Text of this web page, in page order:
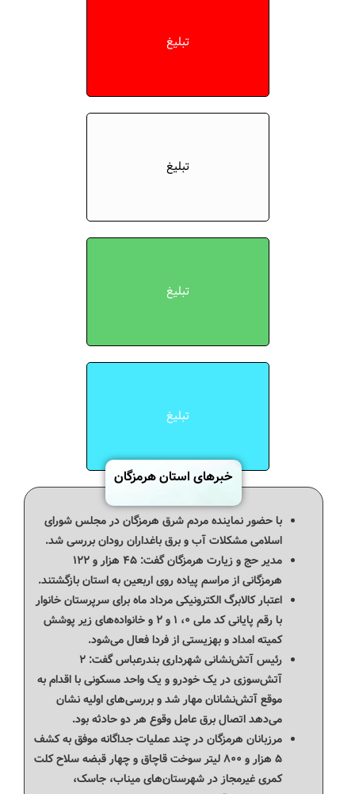
تبلیغ
تبلیغ
تبلیغ
تبلیغ
خبرهای استان هرمزگان
با حضور نماینده مردم شرق هرمزگان در مجلس شورای
اسلامی مشکلات آب و برق باغداران رودان بررسی شد.
مدیر حج و زیارت هرمزگان گفت: ۴۵ هزار و ۱۲۲
هرمزگانی از مراسم پیاده روی اربعین به استان بازگشتند.
اعتبار کالابرگ الکترونیکی مرداد ماه برای سرپرستان خانوار
با رقم پایانی کد ملی ۰، ۱ و ۲ و خانواده‌های زیر پوشش
کمیته امداد و بهزیستی از فردا فعال می‌شود.
رئیس آتش‌نشانی شهرداری بندرعباس گفت: ۲
آتش‌سوزی در یک خودرو و یک واحد مسکونی با اقدام به
موقع آتش‌نشانان مهار شد و بررسی‌های اولیه نشان
می‌دهد اتصال برق عامل وقوع هر دو حادثه بود.
مرزبانان هرمزگان در چند عملیات جداگانه موفق به کشف
۵ هزار و ۸۰۰ لیتر سوخت قاچاق و چهار قبضه سلاح کلت
کمری غیرمجاز در شهرستان‌های میناب، جاسک،